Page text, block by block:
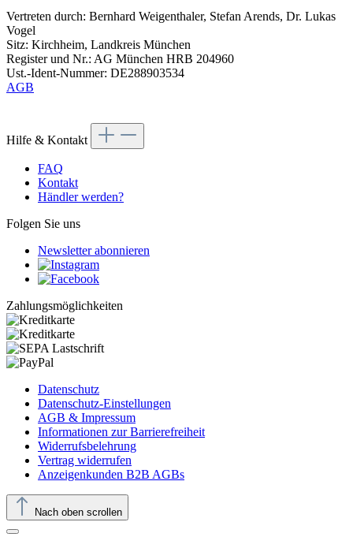
Vertreten durch: Bernhard Weigenthaler, Stefan Arends, Dr. Lukas
Vogel
Sitz: Kirchheim, Landkreis München
Register und Nr.: AG München HRB 204960
Ust.-Ident-Nummer: DE288903534
AGB
Hilfe & Kontakt
FAQ
Kontakt
Händler werden?
Folgen Sie uns
Newsletter abonnieren
Zahlungsmöglichkeiten
Datenschutz
Datenschutz-Einstellungen
AGB & Impressum
Informationen zur Barrierefreiheit
Widerrufsbelehrung
Vertrag widerrufen
Anzeigenkunden B2B AGBs
Nach oben scrollen